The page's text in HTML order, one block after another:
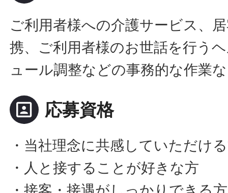
ご利用者様への介護サービス、
携、ご利用者様のお世話を行う
ュール調整などの事務的な作業
portrait 応募資格
・当社理念に共感していただけ
・人と接することが好きな方